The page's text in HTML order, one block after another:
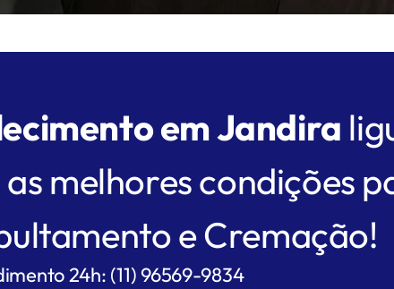
em Jandira
melhores condições
e Cremação!
24h: (11) 96569-9834